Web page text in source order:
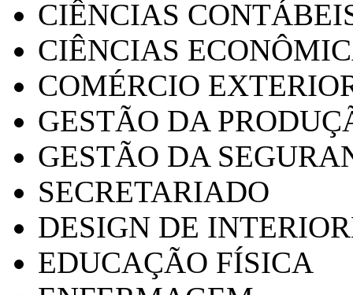
CIÊNCIAS
CIÊNCIAS
COMÉRCIO
GESTÃO DA
GESTÃO DA
SECRETARIADO
DESIGN DE
EDUCAÇÃO FÍSICA